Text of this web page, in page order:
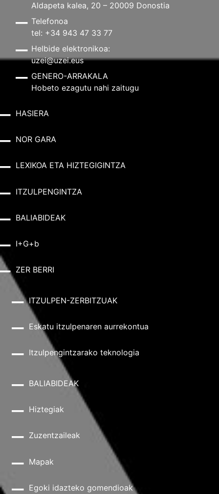
Aldapeta kalea, 20 – 20009 Donostia
Telefonoa
tel: +34 943 47 33 77
Helbide elektronikoa:
uzei@uzei.eus
GENERO-ARRAKALA
Hobeto ezagutu nahi zaitugu
HASIERA
NOR GARA
LEXIKOA ETA HIZTEGIGINTZA
ITZULPENGINTZA
BALIABIDEAK
I+G+b
ZER BERRI
ITZULPEN-ZERBITZUAK
Eskatu itzulpenaren aurrekontua
Itzulpengintzarako teknologia
BALIABIDEAK
Hiztegiak
Zuzentzaileak
Mapak
Egoki idazteko gomendioak